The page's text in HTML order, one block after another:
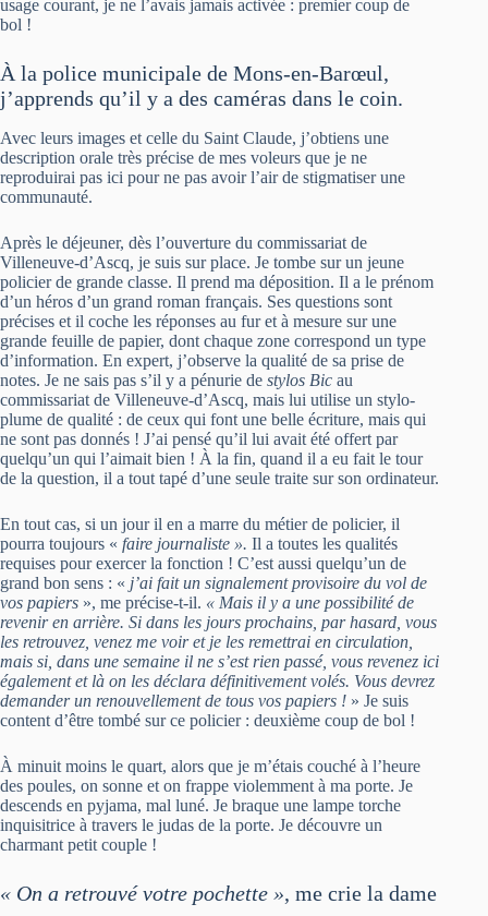
usage courant, je ne l’avais jamais activée : premier coup de
bol !
À la police municipale de Mons-en-Barœul,
j’apprends qu’il y a des caméras dans le coin.
Avec leurs images et celle du Saint Claude, j’obtiens une
description orale très précise de mes voleurs que je ne
reproduirai pas ici pour ne pas avoir l’air de stigmatiser une
communauté.
Après le déjeuner, dès l’ouverture du commissariat de
Villeneuve-d’Ascq, je suis sur place. Je tombe sur un jeune
policier de grande classe. Il prend ma déposition. Il a le prénom
d’un héros d’un grand roman français. Ses questions sont
précises et il coche les réponses au fur et à mesure sur une
grande feuille de papier, dont chaque zone correspond un type
d’information. En expert, j’observe la qualité de sa prise de
notes. Je ne sais pas s’il y a pénurie de stylos Bic au
commissariat de Villeneuve-d’Ascq, mais lui utilise un stylo-
plume de qualité : de ceux qui font une belle écriture, mais qui
ne sont pas donnés ! J’ai pensé qu’il lui avait été offert par
quelqu’un qui l’aimait bien ! À la fin, quand il a eu fait le tour
de la question, il a tout tapé d’une seule traite sur son ordinateur.
En tout cas, si un jour il en a marre du métier de policier, il
pourra toujours « faire journaliste ». Il a toutes les qualités
requises pour exercer la fonction ! C’est aussi quelqu’un de
grand bon sens : « j’ai fait un signalement provisoire du vol de
vos papiers », me précise-t-il. « Mais il y a une possibilité de
revenir en arrière. Si dans les jours prochains, par hasard, vous
les retrouvez, venez me voir et je les remettrai en circulation,
mais si, dans une semaine il ne s’est rien passé, vous revenez ici
également et là on les déclara définitivement volés. Vous devrez
demander un renouvellement de tous vos papiers ! » Je suis
content d’être tombé sur ce policier : deuxième coup de bol !
À minuit moins le quart, alors que je m’étais couché à l’heure
des poules, on sonne et on frappe violemment à ma porte. Je
descends en pyjama, mal luné. Je braque une lampe torche
inquisitrice à travers le judas de la porte. Je découvre un
charmant petit couple !
« On a retrouvé votre pochette », me crie la dame